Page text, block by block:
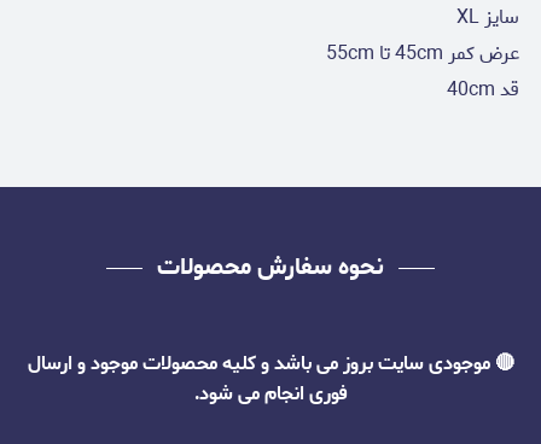
سایز XL
عرض کمر 45cm تا 55cm
قد 40cm
نحوه سفارش محصولات
🔴 موجودی سایت بروز می باشد و کلیه محصولات موجود و ارسال
فوری انجام می شود.